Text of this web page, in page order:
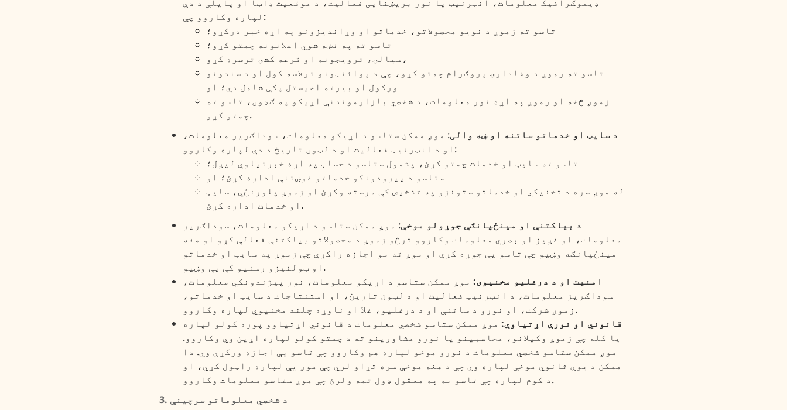
لپاره وکاروو چې:
تاسو ته زموږ د نویو محصولاتو، خدماتو او وړاندیزونو په اړه خبر درکړو؛
تاسو ته په نښه شوي اعلانونه چمتو کړو؛
سیالۍ، ترویجونه او قرعه کشۍ ترسره کړو،
تاسو ته زموږ د وفادارۍ پروګرام چمتو کړو، چې د پوائنټونو ترلاسه کول او د سندونو
ورکول او بیرته اخیستل پکې شامل دي؛ او
زموږ څخه او زموږ په اړه نور معلومات، د شخصي بازارموندنې اړیکو په ګډون، تاسو ته
چمتو کړو.
د سایټ او خدماتو ساتنه او ښه والی: موږ ممکن ستاسو د اړیکو معلومات، سوداګریز معلومات،
او د انټرنیټ فعالیت او د لټون تاریخ د دې لپاره وکاروو:
تاسو ته سایټ او خدمات چمتو کړئ، پشمول ستاسو د حساب په اړه خبرتیاوې لیږل؛
ستاسو د پیرودونکو خدماتو غوښتنې اداره کړئ؛ او
له موږ سره د تخنیکي او خدماتو ستونزو په تشخیص کې مرسته وکړئ او زموږ پلورنځي، سایټ
او خدمات اداره کړئ.
د بیاکتنې او مینځپانګې جوړولو موخې: موږ ممکن ستاسو د اړیکو معلومات، سوداګریز
معلومات، او غږیز او بصري معلومات وکاروو ترڅو زموږ د محصولاتو بیاکتنې فعالې کړو او هغه
مینځپانګه وښیو چې تاسو یې جوړه کړې او موږ ته مو اجازه راکړې چې زموږ په سایټ او خدماتو
او ټولنیزو رسنیو کې یې وښیو.
امنیت او د درغلیو مخنیوی: موږ ممکن ستاسو د اړیکو معلومات، نور پیژندونکي معلومات،
سوداګریز معلومات، د انټرنیټ فعالیت او د لټون تاریخ، او استنتاجات د سایټ او خدماتو،
زموږ شرکت، او نورو د ساتنې او د درغلیو، غلا او ناوړه چلند مخنیوي لپاره وکاروو.
قانوني او نورې اړتیاوې: موږ ممکن ستاسو شخصي معلومات د قانوني اړتیاوو پوره کولو لپاره
یا کله چې زموږ وکیلانو، محاسبینو یا نورو مشاورینو ته د چمتو کولو لپاره اړین وي وکاروو.
موږ ممکن ستاسو شخصي معلومات د نورو موخو لپاره هم وکاروو چې تاسو یې اجازه ورکړې وي. دا
ممکن د یوې ثانوي موخې لپاره وي چې د هغه موخې سره تړاو لري چې موږ یې لپاره راټول کړي، او
د کوم لپاره چې تاسو به په معقول ډول تمه ولرئ چې موږ ستاسو معلومات وکاروو.
3. د شخصي معلوماتو سرچینې